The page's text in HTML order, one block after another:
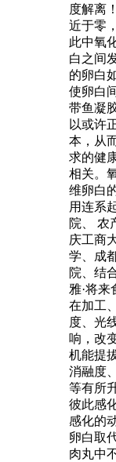
度解离
近于零
此中氧
白之间
的卵白
使卵白
带鱼凝
以或许
本，从
求的健
相关。
维卵白
用连系
院、 农
庆工商
学、成
院、结
雅·将来
在加工
度、光
响，改
机能提
消融度
等有所
彼此感
感化的
卵白取
肉丸中